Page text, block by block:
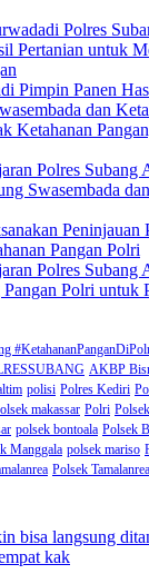
Polres
Pertanian untuk
Pimpin Panen
dan
Ketahanan
Polres Subang
Swasembada
Peninjauan
Pangan Polri
Polres Subang
Polri untuk
AKBP
polisi Polres Kediri
makassar Polri
polsek bontoala Polsek
Manggala polsek mariso
Polsek
bisa langsung
kak